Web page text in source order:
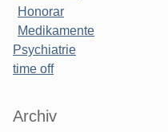
Honorar
Medikamente
Psychiatrie
time off
Archiv